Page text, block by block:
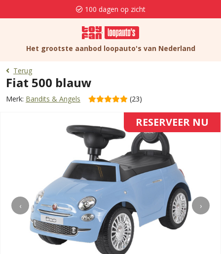
100 dagen op zicht
Het grootste aanbod loopauto's van Nederland
Terug
Fiat 500 blauw
Merk: Bandits & Angels (23)
RESERVEER NU
‹ ›